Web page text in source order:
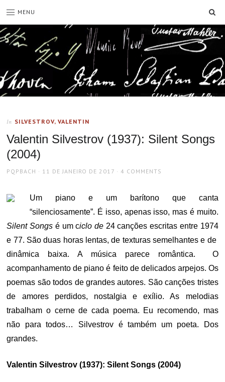
MENU
In SILVESTROV, VALENTIN
Valentin Silvestrov (1937): Silent Songs
(2004)
AUTHOR
PQPBACH
POSTED
11 DE JANEIRO DE 2017 4 COMMENTS
Um piano e um barítono que canta
“silenciosamente”. É isso, apenas isso, mas é muito.
Silent Songs é um ciclo de 24 canções escritas entre 1974
e 77. São duas horas lentas, de texturas semelhantes e de
dinâmica baixa. A música parece romântica. O
acompanhamento de piano é feito de delicados arpejos. Os
poemas são todos de grandes autores. Sãocanções tristes
de amores perdidos, nostalgia e exílio. As melodias
trabalham o cerne de cada poema. Eu recomendo, mas
não para todos… Silvestrov é também um poeta. Dos
grandes.
Valentin Silvestrov (1937): Silent Songs (2004)